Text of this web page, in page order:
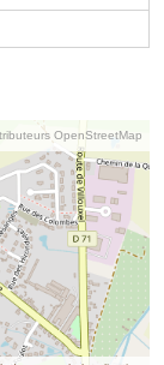
OpenStreetMap